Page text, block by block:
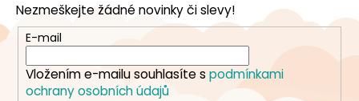
a
t
Nezmeškejte žádné novinky či slevy!
E-mail
Vložením e-mailu souhlasíte s podmínkami
ochrany osobních údajů